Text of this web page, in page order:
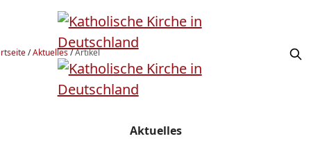
/Aktuelles/Artikel
Aktuelles